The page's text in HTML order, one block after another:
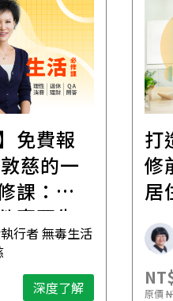
家｜裝
到老的
略
深度了解
遺
財
產
原價